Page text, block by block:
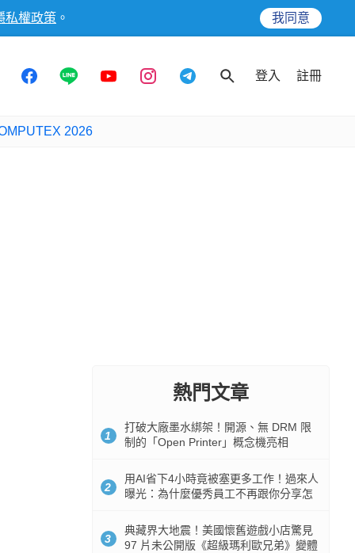
私權政策 。 我同意
登入 註冊
2026
熱門文章
1
打破大廠墨水綁架！開源、無 DRM 限
制的「Open Printer」概念機亮相
2
用AI省下4小時竟被塞更多工作！過來人
曝光：為什麼優秀員工不再跟你分享怎
3
典藏界大地震！美國懷舊遊戲小店驚見
97 片未公開版《超級瑪利歐兄弟》變體